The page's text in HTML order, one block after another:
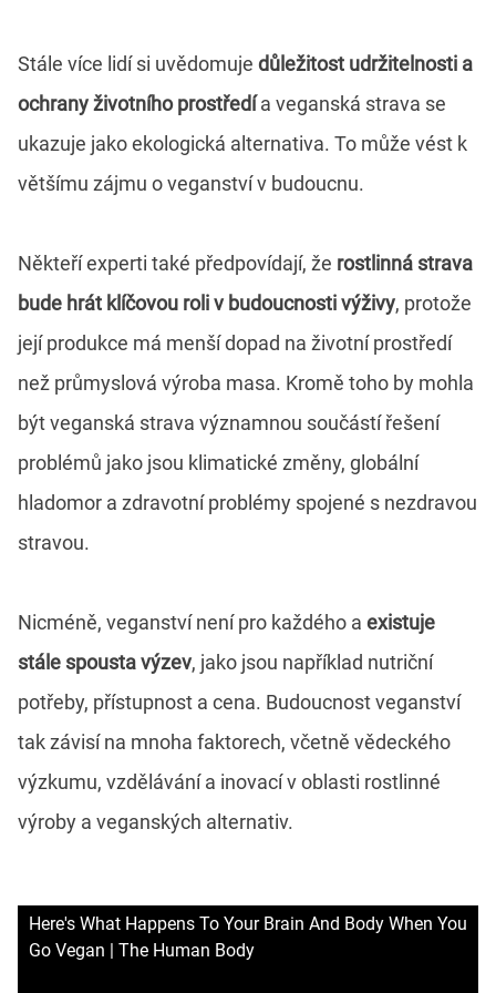
Stále více lidí si uvědomuje důležitost udržitelnosti a
ochrany životního prostředía veganská strava se
ukazuje jako ekologická alternativa. To může vést k
většímu zájmu o veganství v budoucnu.
Někteří experti také předpovídají, že rostlinná strava
bude hrát klíčovou roli v budoucnosti výživy, protože
její produkce má menší dopad na životní prostředí
než průmyslová výroba masa. Kromě toho by mohla
být veganská strava významnou součástí řešení
problémů jako jsou klimatické změny, globální
hladomor a zdravotní problémy spojené s nezdravou
stravou.
Nicméně, veganství není pro každého a existuje
stále spousta výzev, jako jsou například nutriční
potřeby, přístupnost a cena. Budoucnost veganství
tak závisí na mnoha faktorech, včetně vědeckého
výzkumu, vzdělávání a inovací v oblasti rostlinné
výroby a veganských alternativ.
Here's What Happens To Your Brain And Body When You
Go Vegan | The Human Body